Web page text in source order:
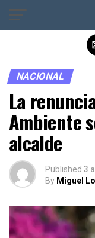
NACIONAL
La
Ambiente
alcalde
Published 3
By Miguel